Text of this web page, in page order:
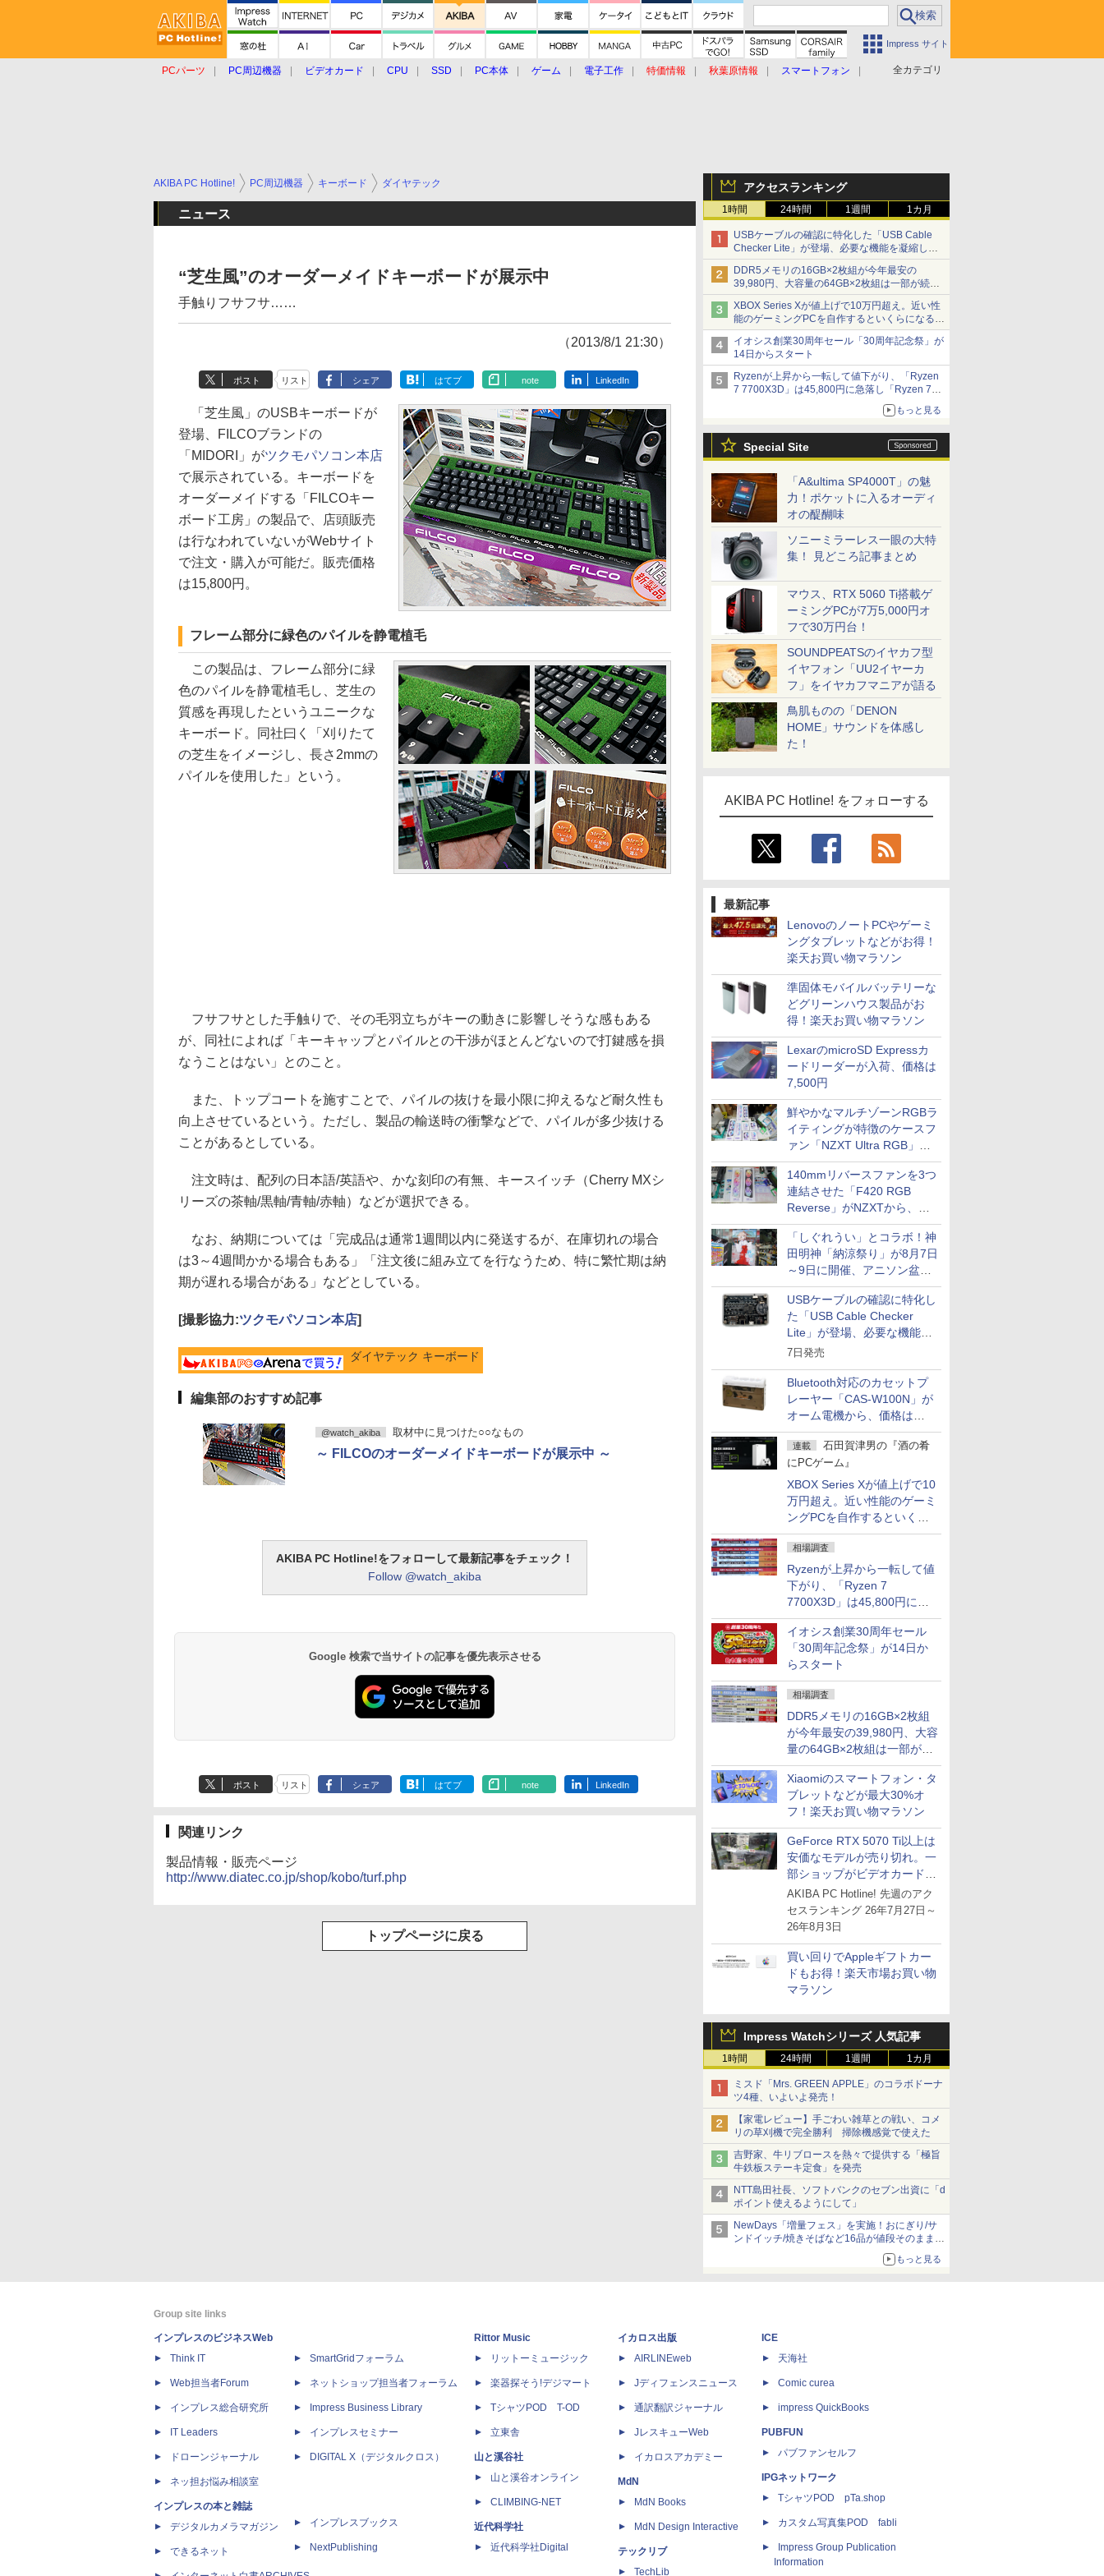
Impress サイト
全カテゴリ
PCパーツ PC周辺機器 ビデオカード CPU SSD PC本体 ゲーム 電子工作 特価情報 秋葉原情報
スマートフォン
アクセスランキング
1時間 24時間 1週間 1カ月
USBケーブルの確認に特化した「USB Cable
Checker Lite」が登場、必要な機能を凝縮しコ
ンパクトに 7日発売
DDR5メモリの16GB×2枚組が今年最安の
39,980円、大容量の64GB×2枚組は一部が続騰
[8月前半のメモリ価格]
XBOX Series Xが値上げで10万円超え。近い性
能のゲーミングPCを自作するといくらになる？
【石田賀津男の『酒の肴にPCゲーム』】
イオシス創業30周年セール「30周年記念祭」が
14日からスタート
Ryzenが上昇から一転して値下がり、「Ryzen
7 7700X3D」は45,800円に急落し「Ryzen 7
7800X3D」との価格逆転解消 [8月前半のCPU
もっと見る
Special Site
「A&ultima SP4000T」の魅
力！ポケットに入るオーディ
オの醍醐味
ソニーミラーレス一眼の大特
集！ 見どころ記事まとめ
マウス、RTX 5060 Ti搭載ゲ
ーミングPCが7万5,000円オ
フで30万円台！
SOUNDPEATSのイヤカフ型
イヤフォン「UU2イヤーカ
フ」をイヤカフマニアが語る
鳥肌ものの「DENON
HOME」サウンドを体感し
た！
AKIBA PC Hotline! をフォローする
最新記事
LenovoのノートPCやゲーミ
ングタブレットなどがお得！
楽天お買い物マラソン
準固体モバイルバッテリーな
どグリーンハウス製品がお
得！楽天お買い物マラソン
LexarのmicroSD Expressカ
ードリーダーが入荷、価格は
7,500円
鮮やかなマルチゾーンRGBラ
イティングが特徴のケースフ
ァン「NZXT Ultra RGB」が
発売、計8製品
140mmリバースファンを3つ
連結させた「F420 RGB
Reverse」がNZXTから、単
一フレーム採用
「しぐれうい」とコラボ！神
田明神「納涼祭り」が8月7日
～9日に開催、アニソン盆踊
りや屋台グルメなどもあり
USBケーブルの確認に特化し
た「USB Cable Checker
Lite」が登場、必要な機能を
凝縮しコンパクトに
7日発売
Bluetooth対応のカセットプ
レーヤー「CAS-W100N」が
オーム電機から、価格は
5,940円
連載
石田賀津男の『酒の肴
にPCゲーム』
XBOX Series Xが値上げで10
万円超え。近い性能のゲーミ
ングPCを自作するといくら
になる？
相場調査
Ryzenが上昇から一転して値
下がり、「Ryzen 7
7700X3D」は45,800円に急
落し「Ryzen 7 7800X3D」
との価格逆転解消 [8月前半の
CPU価格]
イオシス創業30周年セール
「30周年記念祭」が14日か
らスタート
相場調査
DDR5メモリの16GB×2枚組
が今年最安の39,980円、大容
量の64GB×2枚組は一部が続
騰 [8月前半のメモリ価格]
Xiaomiのスマートフォン・タ
ブレットなどが最大30%オ
フ！楽天お買い物マラソン
GeForce RTX 5070 Ti以上は
安価なモデルが売り切れ。一
部ショップがビデオカードの
購入制限を実施したニュース
が注目を集める
AKIBA PC Hotline! 先週のアク
セスランキング 26年7月27日～
26年8月3日
買い回りでAppleギフトカー
ドもお得！楽天市場お買い物
マラソン
Impress Watchシリーズ 人気記事
1時間 24時間 1週間 1カ月
ミスド「Mrs. GREEN APPLE」のコラボドーナ
ツ4種、いよいよ発売！
【家電レビュー】手ごわい雑草との戦い、コメ
リの草刈機で完全勝利 掃除機感覚で使えた
吉野家、牛リブロースを熱々で提供する「極旨
牛鉄板ステーキ定食」を発売
NTT島田社長、ソフトバンクのセブン出資に「d
ポイント使えるようにして」
NewDays「増量フェス」を実施！おにぎり/サ
ンドイッチ/焼きそばなど16品が値段そのままで
もっと見る
AKIBA PC Hotline! PC周辺機器 キーボード ダイヤテック
ニュース
“芝生風”のオーダーメイドキーボードが展示中
手触りフサフサ……
（2013/8/1 21:30）
ポスト リスト シェア はてブ note LinkedIn
「芝生風」のUSBキーボードが
登場、FILCOブランドの
「MIDORI」がツクモパソコン本店
で展示されている。キーボードを
オーダーメイドする「FILCOキー
ボード工房」の製品で、店頭販売
は行なわれていないがWebサイト
で注文・購入が可能だ。販売価格
は15,800円。
フレーム部分に緑色のパイルを静電植毛
この製品は、フレーム部分に緑
色のパイルを静電植毛し、芝生の
質感を再現したというユニークな
キーボード。同社曰く「刈りたて
の芝生をイメージし、長さ2mmの
パイルを使用した」という。
フサフサとした手触りで、その毛羽立ちがキーの動きに影響しそうな感もある
が、同社によれば「キーキャップとパイルとの干渉がほとんどないので打鍵感を損
なうことはない」とのこと。
また、トップコートを施すことで、パイルの抜けを最小限に抑えるなど耐久性も
向上させているという。ただし、製品の輸送時の衝撃などで、パイルが多少抜ける
ことがあるとしている。
注文時は、配列の日本語/英語や、かな刻印の有無、キースイッチ（Cherry MXシ
リーズの茶軸/黒軸/青軸/赤軸）などが選択できる。
なお、納期については「完成品は通常1週間以内に発送するが、在庫切れの場合
は3～4週間かかる場合もある」「注文後に組み立てを行なうため、特に繁忙期は納
期が遅れる場合がある」などとしている。
[撮影協力:ツクモパソコン本店]
ダイヤテック キーボード
編集部のおすすめ記事
@watch_akiba 取材中に見つけた○○なもの
～ FILCOのオーダーメイドキーボードが展示中 ～
AKIBA PC Hotline!をフォローして最新記事をチェック！
Follow @watch_akiba
Google 検索で当サイトの記事を優先表示させる
ポスト リスト シェア はてブ note LinkedIn
関連リンク
製品情報・販売ページ
http://www.diatec.co.jp/shop/kobo/turf.php
トップページに戻る
Group site links
インプレスのビジネスWeb
Think IT
Web担当者Forum
インプレス総合研究所
IT Leaders
ドローンジャーナル
ネッ担お悩み相談室
インプレスの本と雑誌
デジタルカメラマガジン
できるネット
SmartGridフォーラム
ネットショップ担当者フォーラム
Impress Business Library
インプレスセミナー
DIGITAL X（デジタルクロス）
インプレスブックス
NextPublishing
Rittor Music
リットーミュージック
楽器探そう!デジマート
TシャツPOD T-OD
立東舎
山と溪谷社
山と溪谷オンライン
CLIMBING-NET
近代科学社
近代科学社Digital
イカロス出版
AIRLINEweb
Jディフェンスニュース
通訳翻訳ジャーナル
JレスキューWeb
イカロスアカデミー
MdN
MdN Books
MdN Design Interactive
テックリブ
TechLib
ICE
天海社
Comic curea
impress QuickBooks
PUBFUN
パブファンセルフ
IPGネットワーク
TシャツPOD pTa.shop
カスタム写真集POD fabli
Impress Group Publication
Information